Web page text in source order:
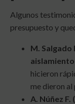
Algunos
presupuesto y
M. Salgado
hicieron
me dieron al
A. Núñez F.